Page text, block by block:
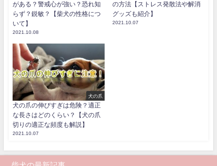
がある？警戒心が強い？恐れ知
らず？鋭敏？【柴犬の性格につ
いて】
2021.10.08
の方法【ストレス発散法や解消
グッズも紹介】
2021.10.07
犬の爪
犬の爪の伸びすぎは危険？適正
な長さはどのくらい？【犬の爪
切りの適正な頻度も解説】
2021.10.07